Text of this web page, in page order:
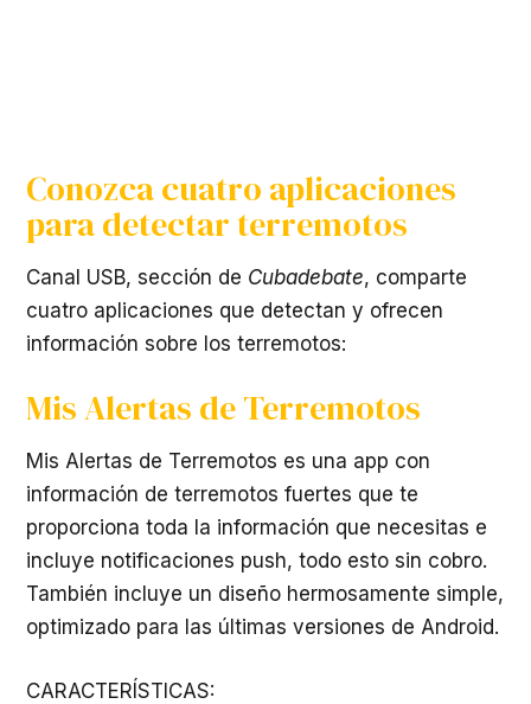
Conozca cuatro aplicaciones
para detectar terremotos
Canal USB, sección de Cubadebate, comparte
cuatro aplicaciones que detectan y ofrecen
información sobre los terremotos:
Mis Alertas de Terremotos
Mis Alertas de Terremotos es una app con
información de terremotos fuertes que te
proporciona toda la información que necesitas e
incluye notificaciones push, todo esto sin cobro.
También incluye un diseño hermosamente simple,
optimizado para las últimas versiones de Android.
CARACTERÍSTICAS: